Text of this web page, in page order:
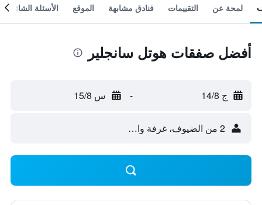
لمحة عن التقييمات فنادق مشابهة الموقع الأسئلة الشائعة
أفضل صفقات هوتل سانجلير
ج 14/8 - س 15/8
2 من الضيوف، غرفة واحدة